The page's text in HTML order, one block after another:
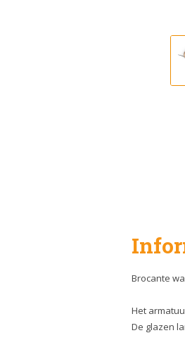
Brocante
Het
De glazen